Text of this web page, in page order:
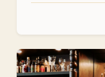
Il mercato degli